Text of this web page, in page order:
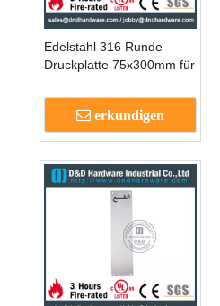
Edelstahl 316 Runde
Druckplatte 75x300mm für
erkundigen